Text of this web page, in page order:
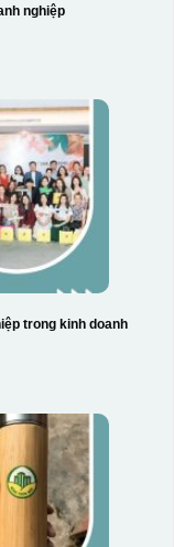
nghiệp
trong kinh doanh